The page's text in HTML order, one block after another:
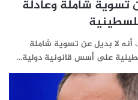
تسوية شاملة وعادلة
أنه لا بديل عن تسوية شاملة
على أسس قانونية دولية…